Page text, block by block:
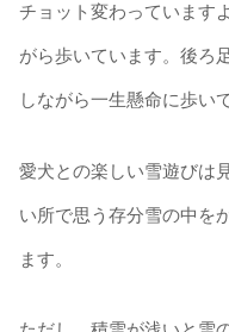
チョット変わっています
がら歩いています。後ろ
しながら一生懸命に歩い
愛犬との楽しい雪遊びは
い所で思う存分雪の中を
ます。